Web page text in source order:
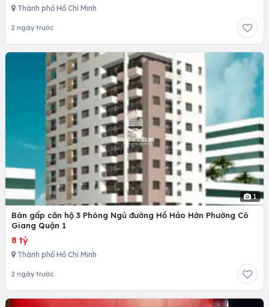
Thành phố Hồ Chí Minh
2 ngày trước
1
Bán gấp căn hộ 3 Phòng Ngủ đường Hồ Hảo Hớn Phường Cô
Giang Quận 1
8 tỷ
Thành phố Hồ Chí Minh
2 ngày trước